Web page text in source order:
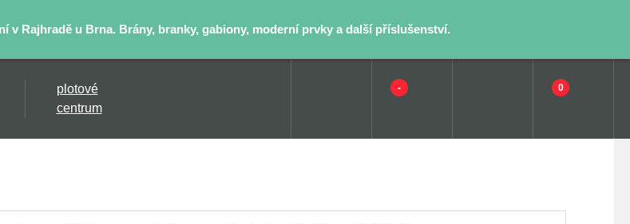
v Rajhradě u Brna. Brány, branky, gabiony, moderní prvky a další příslušenství.
plotové
centrum
- 0